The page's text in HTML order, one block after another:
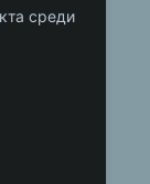
среди